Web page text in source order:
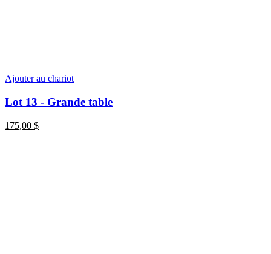
Ajouter au chariot
Lot 13 - Grande table
175,00 $